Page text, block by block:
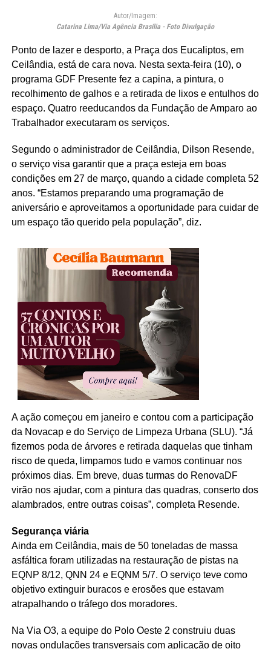
Autor/Imagem:
Catarina Lima/Via Agência Brasília - Foto Divulgação
Ponto de lazer e desporto, a Praça dos Eucaliptos, em
Ceilândia, está de cara nova. Nesta sexta-feira (10), o
programa GDF Presente fez a capina, a pintura, o
recolhimento de galhos e a retirada de lixos e entulhos do
espaço. Quatro reeducandos da Fundação de Amparo ao
Trabalhador executaram os serviços.
Segundo o administrador de Ceilândia, Dilson Resende,
o serviço visa garantir que a praça esteja em boas
condições em 27 de março, quando a cidade completa 52
anos. “Estamos preparando uma programação de
aniversário e aproveitamos a oportunidade para cuidar de
um espaço tão querido pela população”, diz.
A ação começou em janeiro e contou com a participação
da Novacap e do Serviço de Limpeza Urbana (SLU). “Já
fizemos poda de árvores e retirada daquelas que tinham
risco de queda, limpamos tudo e vamos continuar nos
próximos dias. Em breve, duas turmas do RenovaDF
virão nos ajudar, com a pintura das quadras, conserto dos
alambrados, entre outras coisas”, completa Resende.
Segurança viária
Ainda em Ceilândia, mais de 50 toneladas de massa
asfáltica foram utilizadas na restauração de pistas na
EQNP 8/12, QNN 24 e EQNM 5/7. O serviço teve como
objetivo extinguir buracos e erosões que estavam
atrapalhando o tráfego dos moradores.
Na Via O3, a equipe do Polo Oeste 2 construiu duas
novas ondulações transversais com aplicação de oito